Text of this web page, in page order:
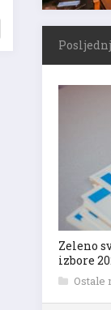
Zeleno
izbore
Ostale